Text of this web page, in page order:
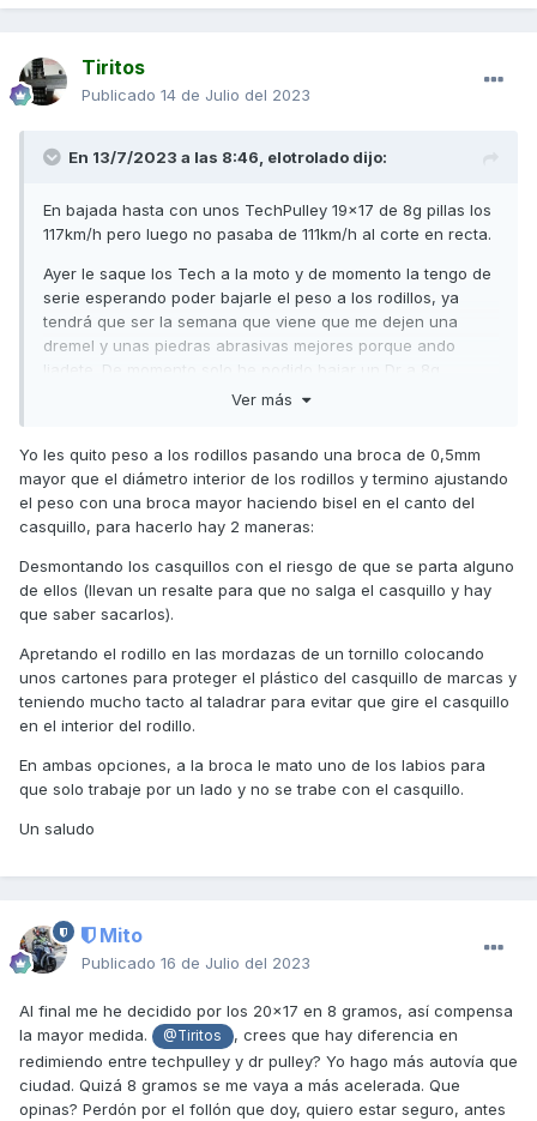
Tiritos
Publicado 14 de Julio del 2023
En 13/7/2023 a las 8:46, elotrolado dijo:
En bajada hasta con unos TechPulley 19x17 de 8g pillas los
117km/h pero luego no pasaba de 111km/h al corte en recta.
Ayer le saque los Tech a la moto y de momento la tengo de
serie esperando poder bajarle el peso a los rodillos, ya
tendrá que ser la semana que viene que me dejen una
dremel y unas piedras abrasivas mejores porque ando
liadete. De momento solo he podido bajar un Dr a 8g
exactos, pero se tarda demasiado.
tapa del variador ha mejorado mucho la muesca que le
hace a los Tech. Se ve rozamiento pero no abrasión como
otras veces así que me quedo tranquilo en ese aspecto.
Ver más
Yo les quito peso a los rodillos pasando una broca de 0,5mm
mayor que el diámetro interior de los rodillos y termino ajustando
el peso con una broca mayor haciendo bisel en el canto del
casquillo, para hacerlo hay 2 maneras:
Desmontando los casquillos con el riesgo de que se parta alguno
de ellos (llevan un resalte para que no salga el casquillo y hay
que saber sacarlos).
Apretando el rodillo en las mordazas de un tornillo colocando
unos cartones para proteger el plástico del casquillo de marcas y
teniendo mucho tacto al taladrar para evitar que gire el casquillo
en el interior del rodillo.
En ambas opciones, a la broca le mato uno de los labios para
que solo trabaje por un lado y no se trabe con el casquillo.
Un saludo
Mito
Publicado 16 de Julio del 2023
Al final me he decidido por los 20x17 en 8 gramos, así compensa
la mayor medida.
@Tiritos
, crees que hay diferencia en
redimiendo entre techpulley y dr pulley? Yo hago más autovía que
ciudad. Quizá 8 gramos se me vaya a más acelerada. Que
opinas? Perdón por el follón que doy, quiero estar seguro, antes